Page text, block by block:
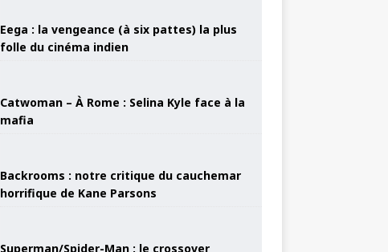
Eega : la vengeance (à six pattes) la plus
folle du cinéma indien
Catwoman – À Rome : Selina Kyle face à la
mafia
Backrooms : notre critique du cauchemar
horrifique de Kane Parsons
Superman/Spider-Man : le crossover